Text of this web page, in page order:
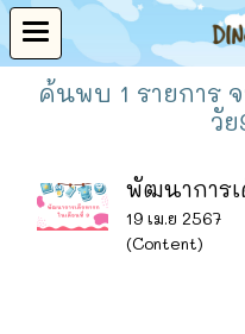
ค้นพบ 1 รายการ
วั
พัฒนาการ
19 เม.ย 2567
(Content)